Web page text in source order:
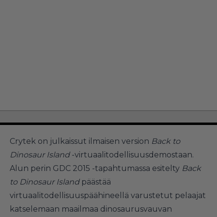
Crytek on julkaissut ilmaisen version Back to
Dinosaur Island-virtuaalitodellisuusdemostaan.
Alun perin GDC 2015 -tapahtumassa esitelty Back
to Dinosaur Islandpäästää
virtuaalitodellisuuspäähineellä varustetut pelaajat
katselemaan maailmaa dinosaurusvauvan